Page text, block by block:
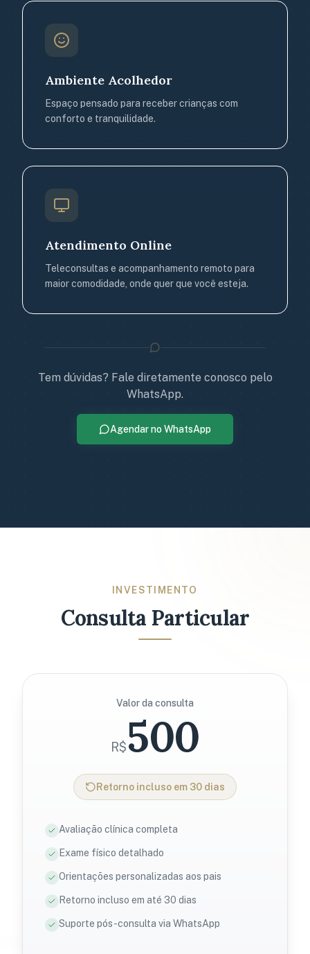
Ambiente Acolhedor
Espaço pensado para receber crianças com
conforto e tranquilidade.
Atendimento Online
Teleconsultas e acompanhamento remoto para
maior comodidade, onde quer que você esteja.
Tem dúvidas? Fale diretamente conosco pelo
WhatsApp.
Agendar no WhatsApp
INVESTIMENTO
Consulta Particular
Valor da consulta
R$500
Retorno incluso em 30 dias
Avaliação clínica completa
Exame físico detalhado
Orientações personalizadas aos pais
Retorno incluso em até 30 dias
Suporte pós-consulta via WhatsApp